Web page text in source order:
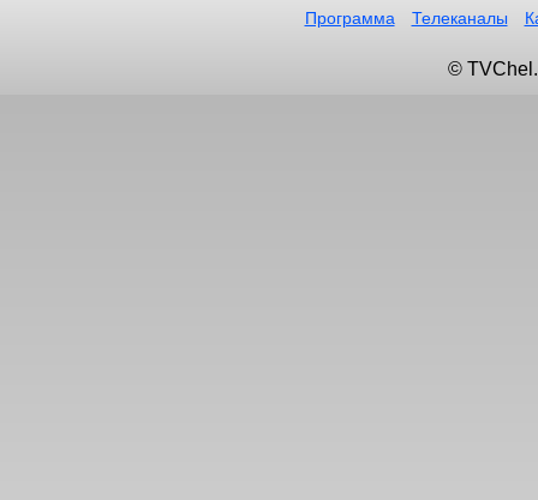
Программа Телеканалы
©